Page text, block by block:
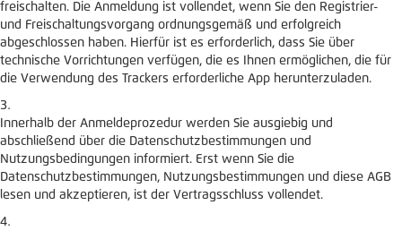
freischalten. Die Anmeldung ist vollendet, wenn Sie den Registrier-
und Freischaltungsvorgang ordnungsgemäß und erfolgreich
abgeschlossen haben. Hierfür ist es erforderlich, dass Sie über
technische Vorrichtungen verfügen, die es Ihnen ermöglichen, die für
die Verwendung des Trackers erforderliche App herunterzuladen.
Innerhalb der Anmeldeprozedur werden Sie ausgiebig und
abschließend über die Datenschutzbestimmungen und
Nutzungsbedingungen informiert. Erst wenn Sie die
Datenschutzbestimmungen, Nutzungsbestimmungen und diese AGB
lesen und akzeptieren, ist der Vertragsschluss vollendet.